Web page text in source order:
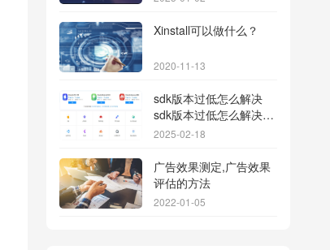
Xinstall可以做什么？
2020-11-13
sdk版本过低怎么解决
sdk版本过低怎么解决华
为
2025-02-18
广告效果测定,广告效果
评估的方法
2022-01-05